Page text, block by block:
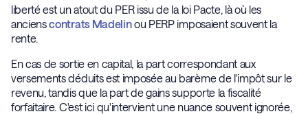
liberté est un atout du PER issu de la loi Pacte, là où les
ancienscontrats Madelinou PERP imposaient souvent la
rente.
En cas de sortie en capital, la part correspondant aux
versements déduits est imposée au barème de l'impôt sur le
revenu, tandis que la part de gains supporte la fiscalité
forfaitaire. C'est ici qu'intervient une nuance souvent ignorée,